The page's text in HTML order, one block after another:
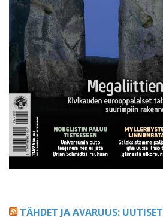
TÄHDET JA AVARUUS: UUTISET